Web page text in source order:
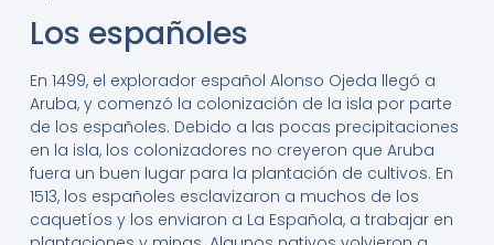
Los españoles
En 1499, el explorador español Alonso Ojeda llegó a
Aruba, y comenzó la colonización de la isla por parte
de los españoles. Debido a las pocas precipitaciones
en la isla, los colonizadores no creyeron que Aruba
fuera un buen lugar para la plantación de cultivos. En
1513, los españoles esclavizaron a muchos de los
caquetíos y los enviaron a La Española, a trabajar en